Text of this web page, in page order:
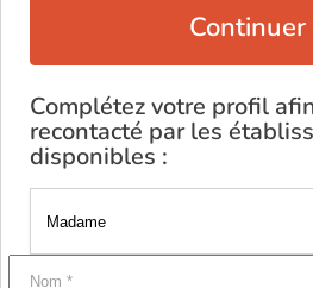
Continuer
Complétez votre profil
recontacté par les
disponibles :